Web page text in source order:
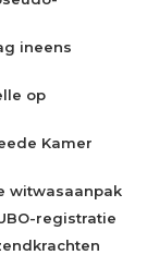
ineens
op
Kamer
witwasaanpak
registratie